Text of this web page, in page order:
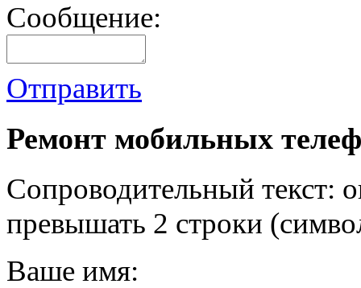
Сообщение:
Отправить
Ремонт мобильных
Сопроводительный текст:
превышать 2 строки
Ваше имя: